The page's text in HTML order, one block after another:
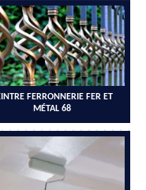
FERRONNERIE FER ET
MÉTAL 68